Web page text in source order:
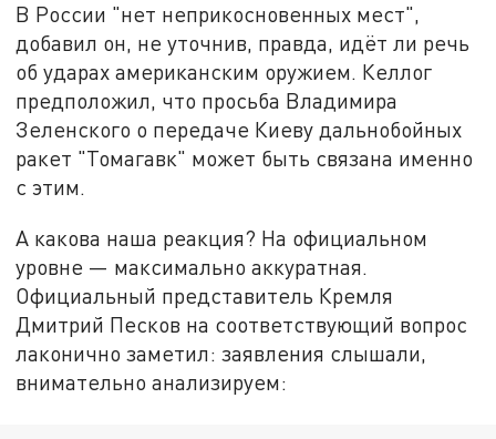
В России "нет неприкосновенных мест",
добавил он, не уточнив, правда, идёт ли речь
об ударах американским оружием. Келлог
предположил, что просьба Владимира
Зеленского о передаче Киеву дальнобойных
ракет "Томагавк" может быть связана именно
с этим.
А какова наша реакция? На официальном
уровне — максимально аккуратная.
Официальный представитель Кремля
Дмитрий Песков на соответствующий вопрос
лаконично заметил: заявления слышали,
внимательно анализируем: